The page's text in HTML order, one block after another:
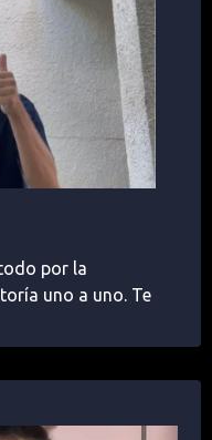
por la
uno a uno. Te